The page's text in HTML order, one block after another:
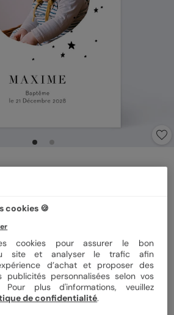
Papier Satiné
Échantillon personnalisé
cookies 🍪
cookies pour assurer le bon
site et analyser le trafic afin
d’achat et proposer des
publicités personnalisées selon vos
Pour plus d'informations, veuillez
de confidentialité.